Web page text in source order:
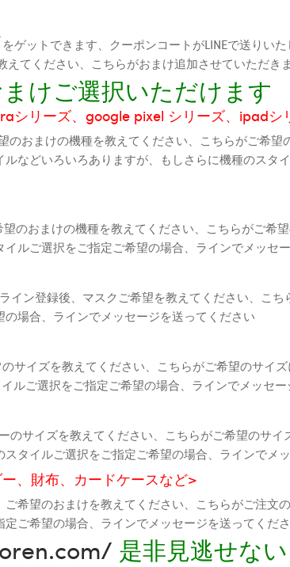
をゲットできます、クーポンコートがLINEで送りい
てください、こちらがおまけ追加させていただき
けご選択いただけます
リーズ、google pixel シリーズ、ipadシ
おまけの機種を教えてください、こちらがご希
などいろいろありますが、もしさらに機種のスタ
のおまけの機種を教えてください、こちらがご希
ルご選択をご指定ご希望の場合、ラインでメッセ
ン登録後、マスクご希望を教えてください、こ
場合、ラインでメッセージを送ってください
サイズを教えてください、こちらがご希望のサイ
ルご選択をご指定ご希望の場合、ラインでメッセ
サイズを教えてください、こちらがご希望のサ
タイルご選択をご指定ご希望の場合、ラインでメ
、財布、カードケースなど>
希望のおまけを教えてください、こちらがご注文
ご希望の場合、ラインでメッセージを送ってくだ
是非見逃せな